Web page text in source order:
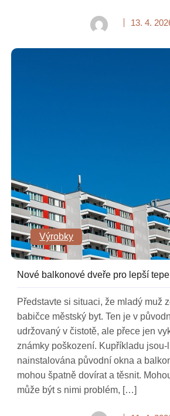
13. 4.
Výrobky
Nové balkonové dveře pro lepší
Představte si situaci, že mladý muž
babičce městský byt. Ten je v
udržovaný v čistotě, ale přece jen
známky poškození. Kupříkladu jsou-
nainstalována původní okna a
mohou špatně dovírat a těsnit.
může být s nimi problém, […]